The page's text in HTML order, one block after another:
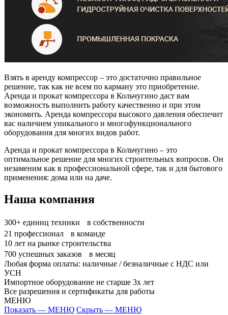
Взять в аренду компрессор – это достаточно правильное
решение, так как не всем по карману это приобретение.
Аренда и прокат компрессора в Кольчугино даст вам
возможность выполнить работу качественно и при этом
экономить. Аренда компрессора высокого давления обеспечит
вас наличием уникального и многофункционального
оборудования для многих видов работ.
Аренда и прокат компрессора в Кольчугино – это
оптимальное решение для многих строительных вопросов. Он
незаменим как в профессиональной сфере, так и для бытового
применения: дома или на даче.
Наша компания
300+ единиц техники в собственности
21 профессионал в команде
10 лет на рынке строительства
700 успешных заказов в месяц
Любая форма оплаты: наличные / безналичные с НДС или
УСН
Импортное оборудование не старше 3х лет
Все разрешения и сертификаты для работы
МЕНЮ
Показать — МЕНЮ Скрыть — МЕНЮ